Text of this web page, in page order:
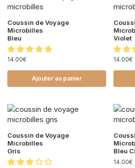
Coussin de Voyage
Microbilles
Bleu
14.00€
Ajouter au panier
Violet
14.00€
Coussin de Voyage
Microbilles
Gris
Bleu
14.00€